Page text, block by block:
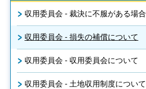
収用委員会 - 裁決に不服がある場合
収用委員会 - 損失の補償について
収用委員会 - 収用委員会について
収用委員会 - 土地収用制度について